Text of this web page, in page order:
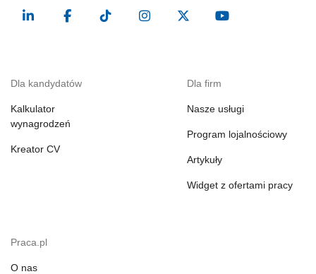
Dla kandydatów
Kalkulator
wynagrodzeń
Kreator CV
Dla firm
Nasze usługi
Program lojalnościowy
Artykuły
Widget z ofertami pracy
Praca.pl
O nas